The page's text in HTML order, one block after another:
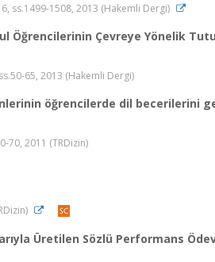
ss.1499-1508, 2013 (Hakemli Dergi)
Öğrencilerinin Çevreye Yönelik
65, 2013 (Hakemli Dergi)
öğrencilerde dil becerilerini
70, 2011 (TRDizin)
Üretilen Sözlü Performans